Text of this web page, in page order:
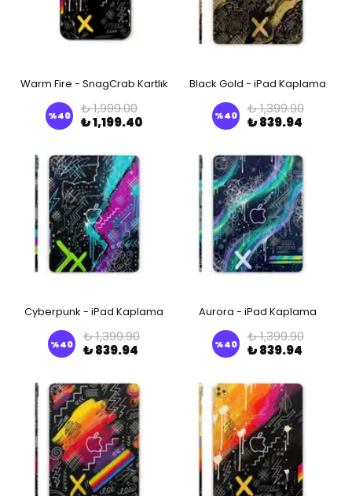
Warm Fire - SnagCrab Kartlık
%40
₺ 1,999.00
₺ 1,199.40
Black Gold - iPad Kaplama
%40
₺ 1,399.90
₺ 839.94
Cyberpunk - iPad Kaplama
%40
₺ 1,399.90
₺ 839.94
Aurora - iPad Kaplama
%40
₺ 1,399.90
₺ 839.94